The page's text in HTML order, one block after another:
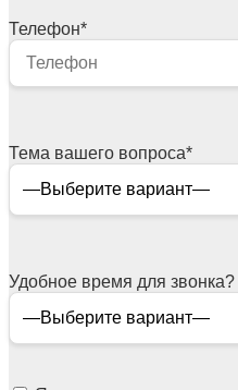
Телефон*
Тема вашего вопроса*
Удобное время для звонка?